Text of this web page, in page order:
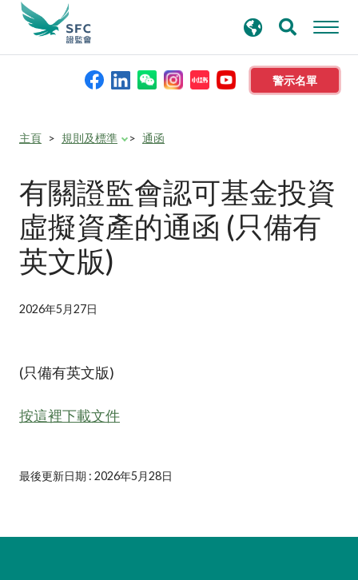
警示名單
本會簡介
監管職能
規則及標準
資料庫
加入本會
尋
主頁 規則及標準 通函
有關證監會認可基金投資
虛擬資產的通函 (只備有
英文版)
2026年5月27日
(只備有英文版)
按這裡下載文件
最後更新日期 : 2026年5月28日